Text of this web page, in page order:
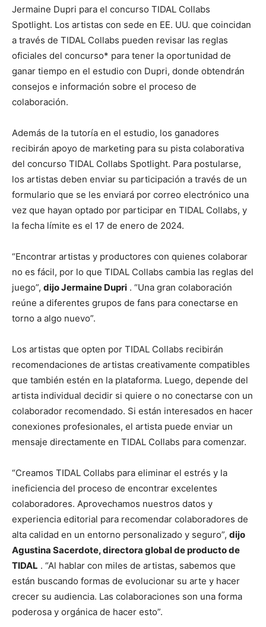
Jermaine Dupri para el concurso TIDAL Collabs
Spotlight. Los artistas con sede en EE. UU. que coincidan
a través de TIDAL Collabs pueden revisar las reglas
oficiales del concurso* para tener la oportunidad de
ganar tiempo en el estudio con Dupri, donde obtendrán
consejos e información sobre el proceso de
colaboración.
Además de la tutoría en el estudio, los ganadores
recibirán apoyo de marketing para su pista colaborativa
del concurso TIDAL Collabs Spotlight. Para postularse,
los artistas deben enviar su participación a través de un
formulario que se les enviará por correo electrónico una
vez que hayan optado por participar en TIDAL Collabs, y
la fecha límite es el 17 de enero de 2024.
“Encontrar artistas y productores con quienes colaborar
no es fácil, por lo que TIDAL Collabs cambia las reglas del
juego”, dijoJermaine Dupri . “Una gran colaboración
reúne a diferentes grupos de fans para conectarse en
torno a algo nuevo”.
Los artistas que opten por TIDAL Collabs recibirán
recomendaciones de artistas creativamente compatibles
que también estén en la plataforma. Luego, depende del
artista individual decidir si quiere o no conectarse con un
colaborador recomendado. Si están interesados ​​en hacer
conexiones profesionales, el artista puede enviar un
mensaje directamente en TIDAL Collabs para comenzar.
“Creamos TIDAL Collabs para eliminar el estrés y la
ineficiencia del proceso de encontrar excelentes
colaboradores. Aprovechamos nuestros datos y
experiencia editorial para recomendar colaboradores de
alta calidad en un entorno personalizado y seguro”, dijo
Agustina Sacerdote, directora global de producto de
TIDAL . “Al hablar con miles de artistas, sabemos que
están buscando formas de evolucionar su arte y hacer
crecer su audiencia. Las colaboraciones son una forma
poderosa y orgánica de hacer esto”.